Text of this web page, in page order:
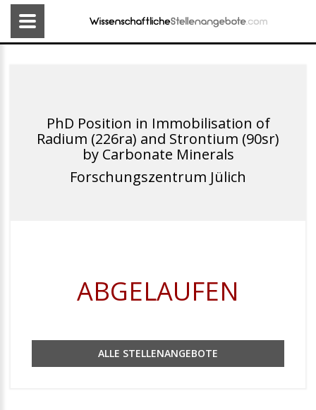
PhD Position in Immobilisation of
Radium (226ra) and Strontium (90sr)
by Carbonate Minerals
Forschungszentrum Jülich
ABGELAUFEN
ALLE STELLENANGEBOTE